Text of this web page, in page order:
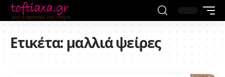
Ετικέτα:μαλλιά ψείρες